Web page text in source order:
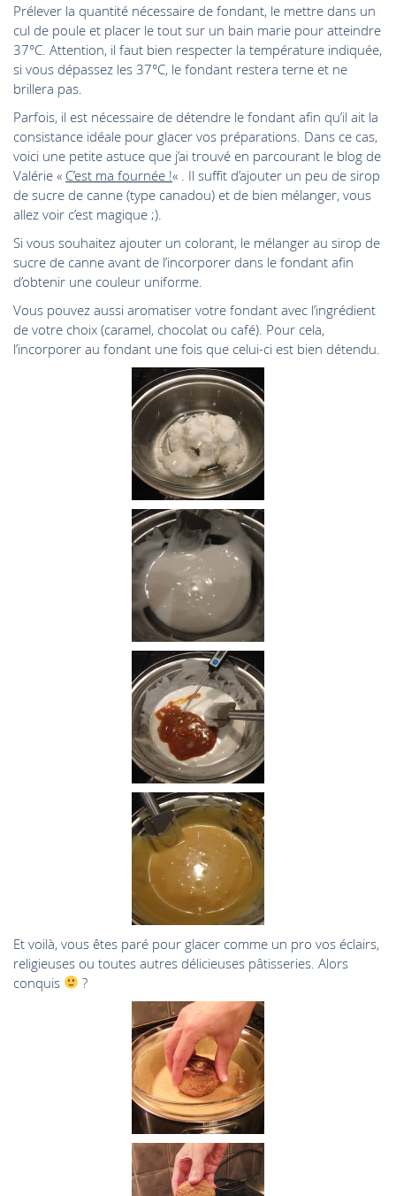
Prélever la quantité nécessaire de fondant, le mettre dans un
cul de poule et placer le tout sur un bain marie pour atteindre
37°C. Attention, il faut bien respecter la température indiquée,
si vous dépassez les 37°C, le fondant restera terne et ne
brillera pas.
Parfois, il est nécessaire de détendre le fondant afin qu’il ait la
consistance idéale pour glacer vos préparations. Dans ce cas,
voici une petite astuce que j’ai trouvé en parcourant le blog de
Valérie « C’est ma fournée !« . Il suffit d’ajouter un peu de sirop
de sucre de canne (type canadou) et de bien mélanger, vous
allez voir c’est magique ;).
Si vous souhaitez ajouter un colorant, le mélanger au sirop de
sucre de canne avant de l’incorporer dans le fondant afin
d’obtenir une couleur uniforme.
Vous pouvez aussi aromatiser votre fondant avec l’ingrédient
de votre choix (caramel, chocolat ou café). Pour cela,
l’incorporer au fondant une fois que celui-ci est bien détendu.
Et voilà, vous êtes paré pour glacer comme un pro vos éclairs,
religieuses ou toutes autres délicieuses pâtisseries. Alors
conquis
?